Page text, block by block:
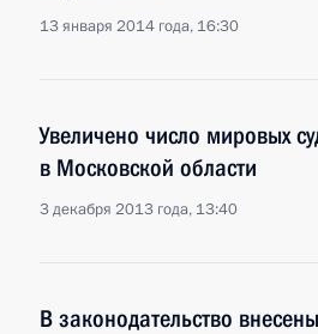
13 января 2014 года, 16:30
Увеличено число мировых
в Московской области
3 декабря 2013 года, 13:40
В законодательство